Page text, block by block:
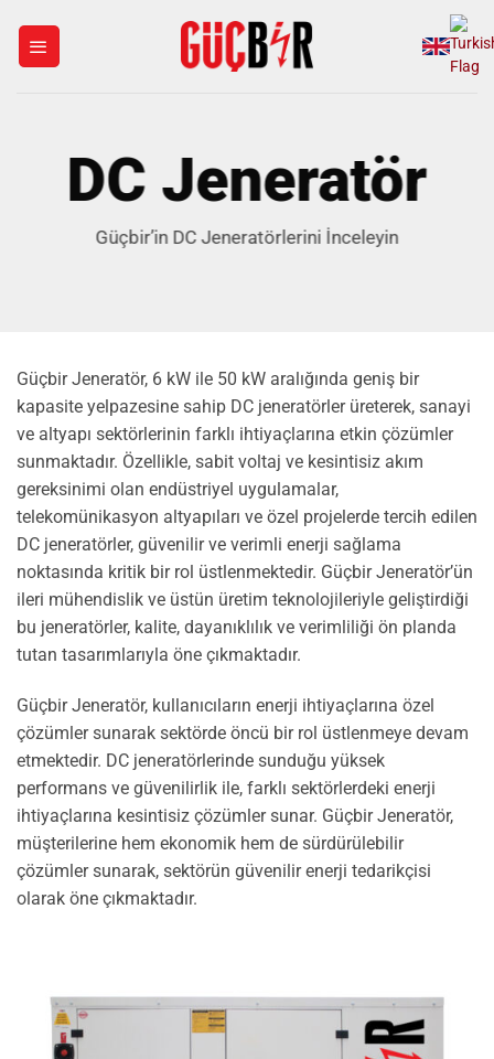
DC Jeneratör
Güçbir’in DC Jeneratörlerini İnceleyin
Güçbir Jeneratör, 6 kW ile 50 kW aralığında geniş bir
kapasite yelpazesine sahip DC jeneratörler üreterek, sanayi
ve altyapı sektörlerinin farklı ihtiyaçlarına etkin çözümler
sunmaktadır. Özellikle, sabit voltaj ve kesintisiz akım
gereksinimi olan endüstriyel uygulamalar,
telekomünikasyon altyapıları ve özel projelerde tercih edilen
DC jeneratörler, güvenilir ve verimli enerji sağlama
noktasında kritik bir rol üstlenmektedir. Güçbir Jeneratör’ün
ileri mühendislik ve üstün üretim teknolojileriyle geliştirdiği
bu jeneratörler, kalite, dayanıklılık ve verimliliği ön planda
tutan tasarımlarıyla öne çıkmaktadır.
Güçbir Jeneratör, kullanıcıların enerji ihtiyaçlarına özel
çözümler sunarak sektörde öncü bir rol üstlenmeye devam
etmektedir. DC jeneratörlerinde sunduğu yüksek
performans ve güvenilirlik ile, farklı sektörlerdeki enerji
ihtiyaçlarına kesintisiz çözümler sunar. Güçbir Jeneratör,
müşterilerine hem ekonomik hem de sürdürülebilir
çözümler sunarak, sektörün güvenilir enerji tedarikçisi
olarak öne çıkmaktadır.